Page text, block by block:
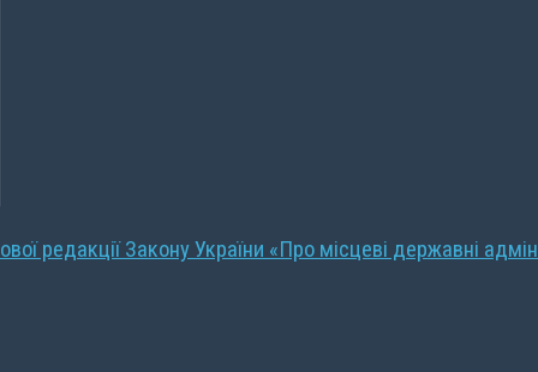
редакції Закону України «Про місцеві державні